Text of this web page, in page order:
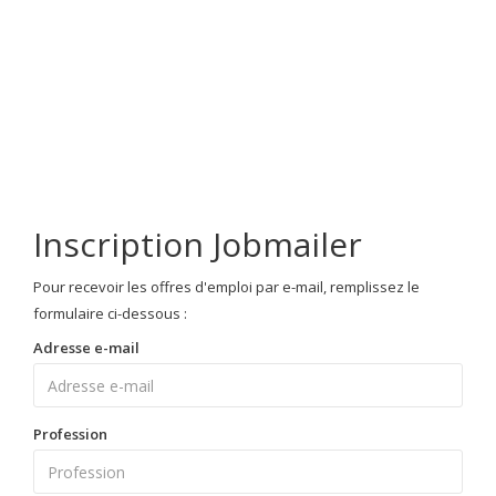
Inscription Jobmailer
Pour recevoir les offres d'emploi par e-mail, remplissez le
formulaire ci-dessous :
Adresse e-mail
Profession